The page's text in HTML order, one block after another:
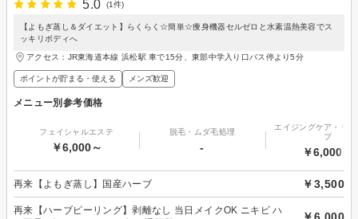
5.0
(1件)
【よもぎ蒸し＆ダイエット】らくらく☆簡単☆痩身機器セルゼロと水素温熱美容でス
ッキリボディへ
アクセス：JR東海道本線 浜松駅 車で15分、東部中学入り口バス停より5分
ポイントが貯まる・使える メンズ歓迎
メニュー別参考価格
フェイシャルエステ
￥6,000～
脱毛・ムダ毛処理
-
エイジングケア・リ
プ
￥6,000～
再来【よもぎ蒸し】国産ハーブ ￥3,500
再来【ハーブピーリング】剥離なし 当日メイクOK ニキビ ハ
￥6,000